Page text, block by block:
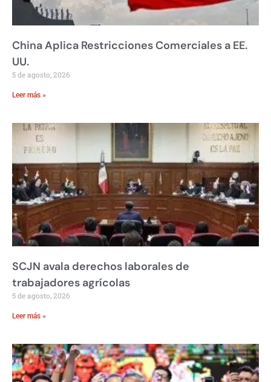
China Aplica Restricciones Comerciales a EE.
UU.
5 de agosto, 2026
Leer más »
SCJN avala derechos laborales de
trabajadores agrícolas
5 de agosto, 2026
Leer más »